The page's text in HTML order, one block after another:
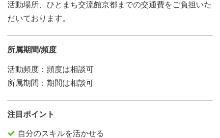
活動場所、ひとまち交流館京都までの交通費をご負担いた
だいております。
所属期間/頻度
活動頻度：頻度は相談可
所属期間：期間は相談可
注目ポイント
自分のスキルを活かせる